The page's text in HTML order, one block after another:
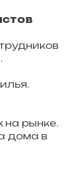
на рынке.
дома в